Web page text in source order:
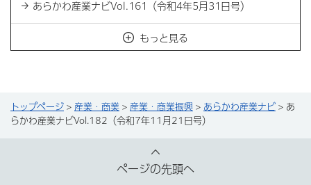
あらかわ産業ナビVol.161（令和4年5月31日号）
もっと見る
トップページ > 産業・商業 > 産業・商業振興 > あらかわ産業ナビ > あ
らかわ産業ナビVol.182（令和7年11月21日号）
ページの先頭へ